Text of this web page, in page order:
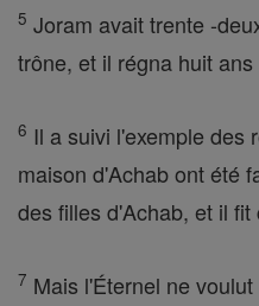
5 Joram avait trente -
trône, et il régna huit
6 Il a suivi l'exemple des
maison d'Achab ont été
des filles d'Achab, et il
7 Mais l'Éternel ne